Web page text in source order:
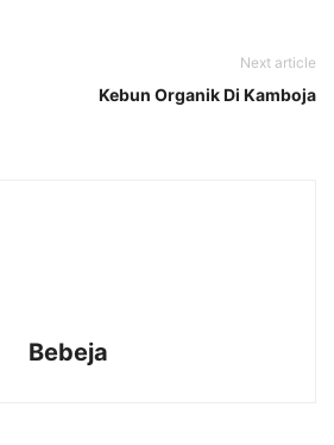
Next article
Kebun Organik Di Kamboja
Bebeja